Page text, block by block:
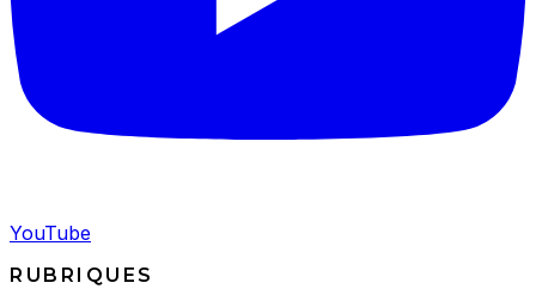
YouTube
RUBRIQUES